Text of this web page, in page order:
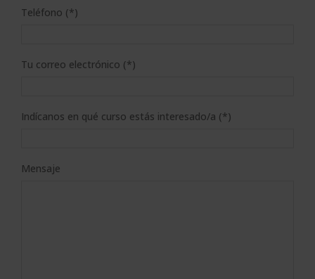
Teléfono (*)
Tu correo electrónico (*)
Indícanos en qué curso estás interesado/a (*)
Mensaje